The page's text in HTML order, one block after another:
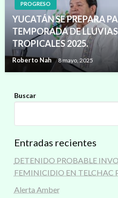
PROGRESO
YUCATÁN SE PREPARA
TEMPORADA DE
TROPICALES 2025.
Roberto Nah 8 mayo, 2025
Buscar
Entradas recientes
DETENIDO PROBABLE
FEMINICIDIO EN TELCHAC
Alerta Amber